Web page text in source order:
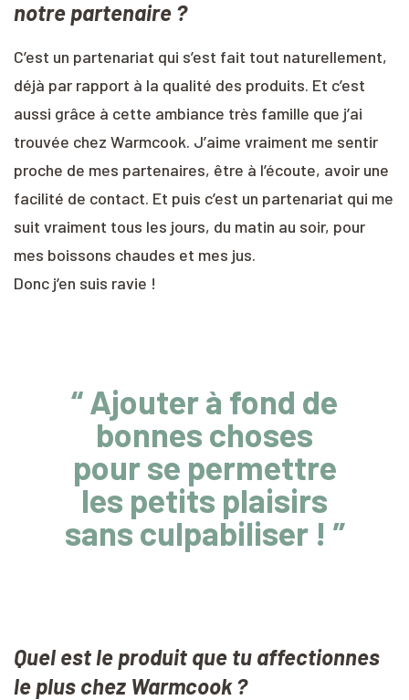
notre partenaire ?
C’est un partenariat qui s’est fait tout naturellement,
déjà par rapport à la qualité des produits. Et c’est
aussi grâce à cette ambiance très famille que j’ai
trouvée chez Warmcook. J’aime vraiment me sentir
proche de mes partenaires, être à l’écoute, avoir une
facilité de contact. Et puis c’est un partenariat qui me
suit vraiment tous les jours, du matin au soir, pour
mes boissons chaudes et mes jus.
Donc j’en suis ravie !
“ Ajouter à fond de
bonnes choses
pour se permettre
les petits plaisirs
sans culpabiliser ! ”
Quel est le produit que tu affectionnes
le plus chez Warmcook ?